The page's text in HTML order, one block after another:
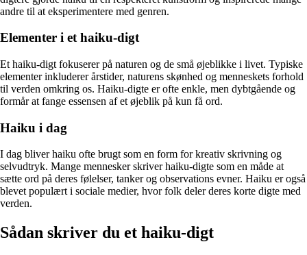
andre til at eksperimentere med genren.
Elementer i et haiku-digt
Et haiku-digt fokuserer på naturen og de små øjeblikke i livet. Typiske
elementer inkluderer årstider, naturens skønhed og menneskets forhold
til verden omkring os. Haiku-digte er ofte enkle, men dybtgående og
formår at fange essensen af et øjeblik på kun få ord.
Haiku i dag
I dag bliver haiku ofte brugt som en form for kreativ skrivning og
selvudtryk. Mange mennesker skriver haiku-digte som en måde at
sætte ord på deres følelser, tanker og observations evner. Haiku er også
blevet populært i sociale medier, hvor folk deler deres korte digte med
verden.
Sådan skriver du et haiku-digt